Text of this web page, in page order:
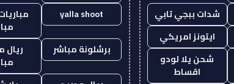
شدات ببجي تابي
ايتونز امريكي
شحن يلا لودو
اقساط
yalla shoot
برشلونة مباشر
ريال